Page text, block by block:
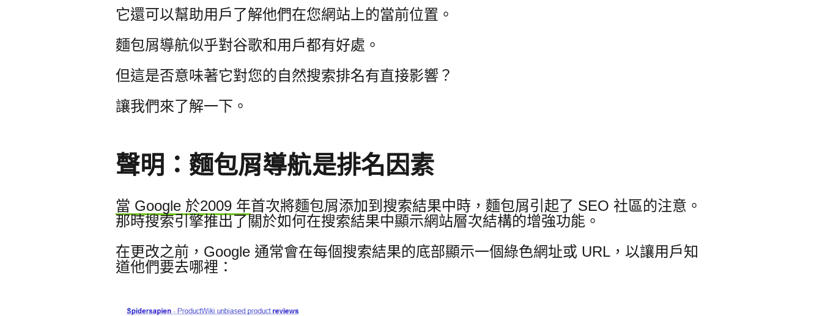
它還可以幫助用戶了解他們在您網站上的當前位置。
麵包屑導航似乎對谷歌和用戶都有好處。
但這是否意味著它對您的自然搜索排名有直接影響？
讓我們來了解一下。
聲明：麵包屑導航是排名因素
當 Google 於2009 年首次將麵包屑添加到搜索結果中時，麵包屑引起了 SEO 社區的注意 。
那時搜索引擎推出了關於如何在搜索結果中顯示網站層次結構的增強功能。
在更改之前，Google 通常會在每個搜索結果的底部顯示一個綠色網址或 URL，以讓用戶知
道他們要去哪裡：